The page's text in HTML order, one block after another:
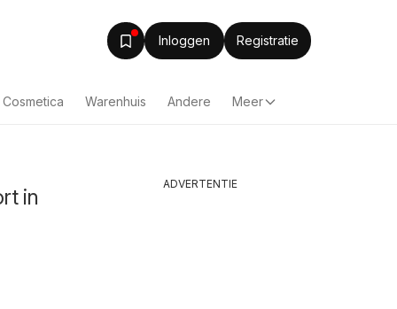
Inloggen Registratie
Warenhuis Andere Meer
in
ADVERTENTIE